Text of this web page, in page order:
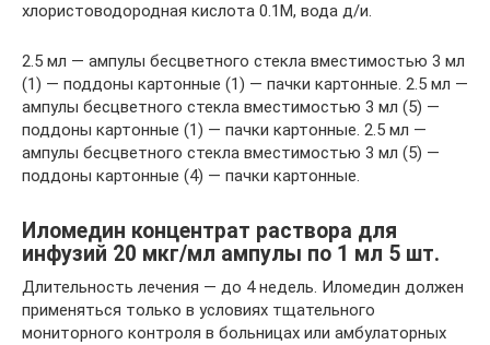
хлористоводородная кислота 0.1М, вода д/и.
2.5 мл — ампулы бесцветного стекла вместимостью 3 мл
(1) — поддоны картонные (1) — пачки картонные. 2.5 мл —
ампулы бесцветного стекла вместимостью 3 мл (5) —
поддоны картонные (1) — пачки картонные. 2.5 мл —
ампулы бесцветного стекла вместимостью 3 мл (5) —
поддоны картонные (4) — пачки картонные.
Иломедин концентрат раствора для
инфузий 20 мкг/мл ампулы по 1 мл 5 шт.
Длительность лечения — до 4 недель. Иломедин должен
применяться только в условиях тщательного
мониторного контроля в больницах или амбулаторных